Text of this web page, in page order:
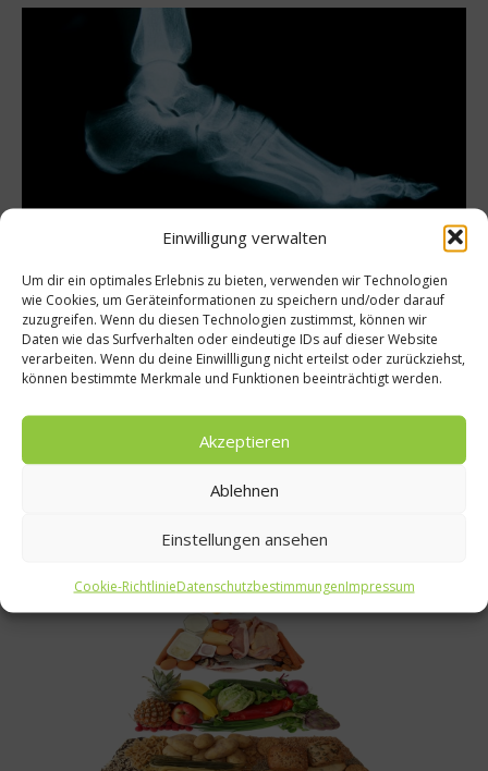
Einwilligung verwalten
Um dir ein optimales Erlebnis zu bieten, verwenden wir Technologien
wie Cookies, um Geräteinformationen zu speichern und/oder darauf
zuzugreifen. Wenn du diesen Technologien zustimmst, können wir
Daten wie das Surfverhalten oder eindeutige IDs auf dieser Website
verarbeiten. Wenn du deine Einwillligung nicht erteilst oder zurückziehst,
können bestimmte Merkmale und Funktionen beeinträchtigt werden.
Akzeptieren
Ablehnen
Einstellungen ansehen
Cookie-RichtlinieDatenschutzbestimmungenImpressum
Ratgeber Gesundheit
Mehr Vitamine – weniger Knochenbrüche
Spätestens ab dem 30. Lebensjahr nimmt die Knochendichte
bei jedem Menschen langsam ab. Bei Frauen ist dieser
drohen jetzt vermehrt Ermüdungsbrüche. Man kann seinen
Knochen allerdings helfen, indem man bestimmte Nährstoffe
zu sich nimmt....